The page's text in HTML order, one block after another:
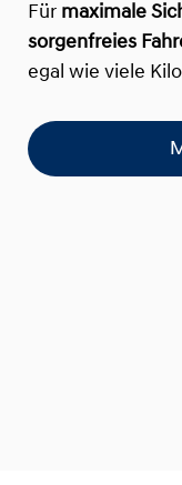
Für maximale
sorgenfreies
egal wie viele